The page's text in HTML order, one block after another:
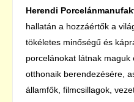
Herendi
hallatán a hozzáértők a
tökéletes minőségű és
porcelánokat látnak
otthonaik berendezésére,
államfők, filmcsillagok,